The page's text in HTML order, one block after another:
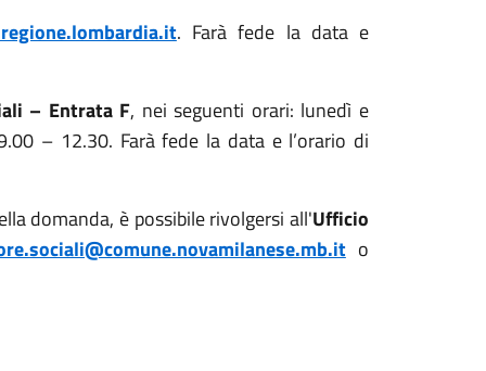
. Farà fede la data e
– Entrata F, nei seguenti orari: lunedì e
– 12.30. Farà fede la data e l’orario di
domanda, è possibile rivolgersi all'Ufficio
o